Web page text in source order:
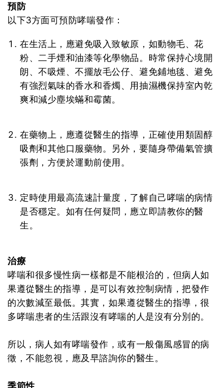
預防
以下3方面可預防哮喘發作：
在生活上，應避免吸入致敏原，如動物毛、花
粉、二手煙和油漆等化學物品。時常保持心境開
朗、不吸煙、不擺放毛公仔、避免鋪地毯、避免
有強烈氣味的香水和香燭、用抽濕機保持室內乾
爽和減少塵埃蟎和霉菌。
在藥物上，應遵從醫生的指導，正確使用類固醇
吸劑和其他口服藥物。另外，要隨身帶備氣管擴
張劑，方便於運動前使用。
定時使用最高流速計量度，了解自己哮喘的病情
是否穩定。如有任何疑問，應立即請教你的醫
生。
治療
哮喘和很多慢性病一樣都是不能根治的，但病人如
果遵從醫生的指導，是可以有效控制病情，把發作
的次數減至最低。其實，如果遵從醫生的指導，很
多哮喘患者的生活跟沒有哮喘的人是沒有分別的。
所以，病人如有哮喘發作，或有一般傷風感冒的病
徵，不能忽視，應及早諮詢你的醫生。
季節性